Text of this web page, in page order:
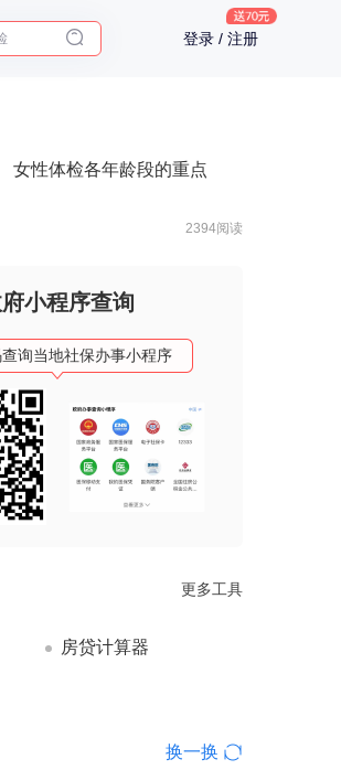
登录 / 注册
女性体检各年龄段的重点
2394阅读
小程序查询
询当地社保办事小程序
更多工具
房贷计算器
换一换